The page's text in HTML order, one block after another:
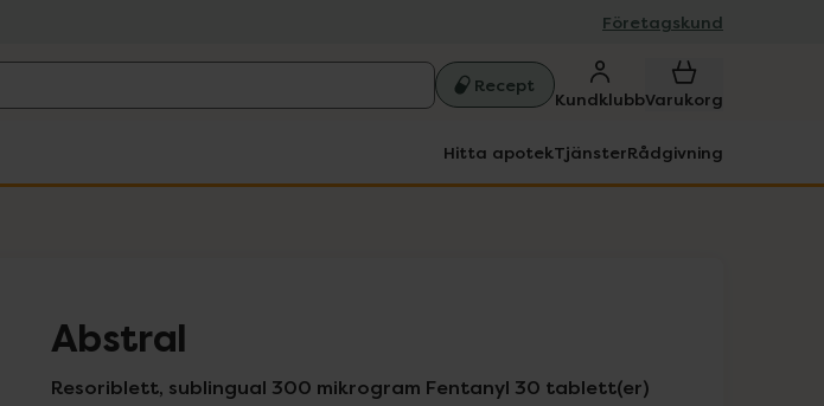
Företagskund
Recept
KundklubbVarukorg
Hitta apotekTjänsterRådgivning
Abstral
Resoriblett, sublingual 300 mikrogram Fentanyl 30 tablett(er)